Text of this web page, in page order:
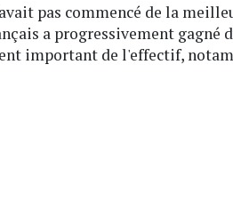
pas commencé de la
a progressivement gagné
important de l'effectif,